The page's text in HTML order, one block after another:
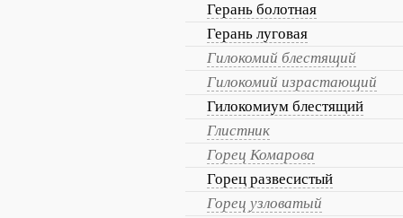
Герань болотная
Герань луговая
Гилокомий блестящий
Гилокомий израстающий
Гилокомиум блестящий
Глистник
Горец Комарова
Горец развесистый
Горец узловатый